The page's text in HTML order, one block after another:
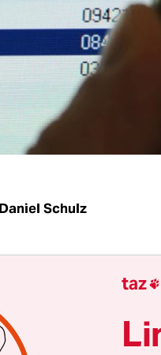
Daniel Schulz
waren auf
Umweltgruppe
Solche
für fast alle
taz 